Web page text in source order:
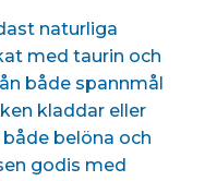
naturliga
med taurin och
både spannmål
kladdar eller
belöna och
godis med